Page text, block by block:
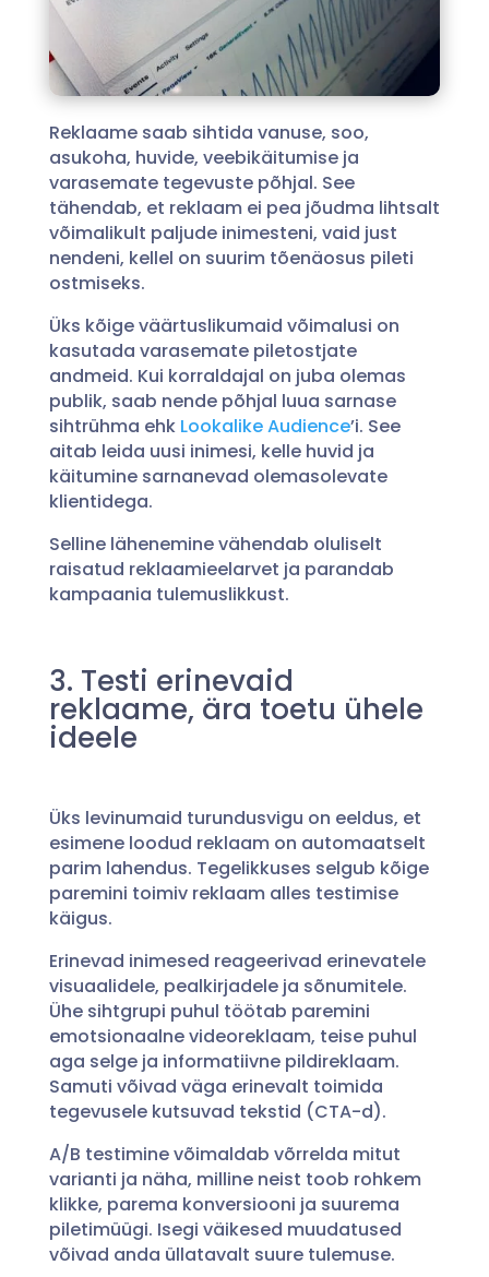
Reklaame saab sihtida vanuse, soo,
asukoha, huvide, veebikäitumise ja
varasemate tegevuste põhjal. See
tähendab, et reklaam ei pea jõudma lihtsalt
võimalikult paljude inimesteni, vaid just
nendeni, kellel on suurim tõenäosus pileti
ostmiseks.
Üks kõige väärtuslikumaid võimalusi on
kasutada varasemate piletostjate
andmeid. Kui korraldajal on juba olemas
publik, saab nende põhjal luua sarnase
sihtrühma ehk Lookalike Audience’i. See
aitab leida uusi inimesi, kelle huvid ja
käitumine sarnanevad olemasolevate
klientidega.
Selline lähenemine vähendab oluliselt
raisatud reklaamieelarvet ja parandab
kampaania tulemuslikkust.
3. Testi erinevaid
reklaame, ära toetu ühele
ideele
Üks levinumaid turundusvigu on eeldus, et
esimene loodud reklaam on automaatselt
parim lahendus. Tegelikkuses selgub kõige
paremini toimiv reklaam alles testimise
käigus.
Erinevad inimesed reageerivad erinevatele
visuaalidele, pealkirjadele ja sõnumitele.
Ühe sihtgrupi puhul töötab paremini
emotsionaalne videoreklaam, teise puhul
aga selge ja informatiivne pildireklaam.
Samuti võivad väga erinevalt toimida
tegevusele kutsuvad tekstid (CTA-d).
A/B testimine võimaldab võrrelda mitut
varianti ja näha, milline neist toob rohkem
klikke, parema konversiooni ja suurema
piletimüügi. Isegi väikesed muudatused
võivad anda üllatavalt suure tulemuse.